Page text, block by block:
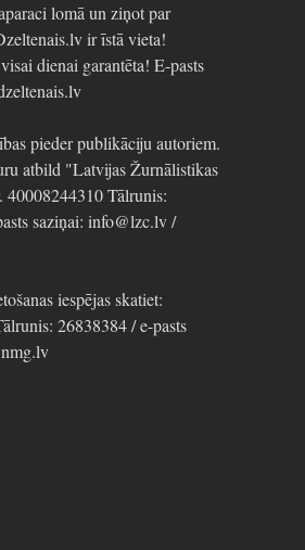
lomā un ziņot par
ir īstā vieta!
dienai garantēta! E-pasts
pieder publikāciju autoriem.
atbild "Latvijas Žurnālistikas
40008244310 Tālrunis:
saziņai: info@lzc.lv /
iespējas skatiet:
26838384 / e-pasts